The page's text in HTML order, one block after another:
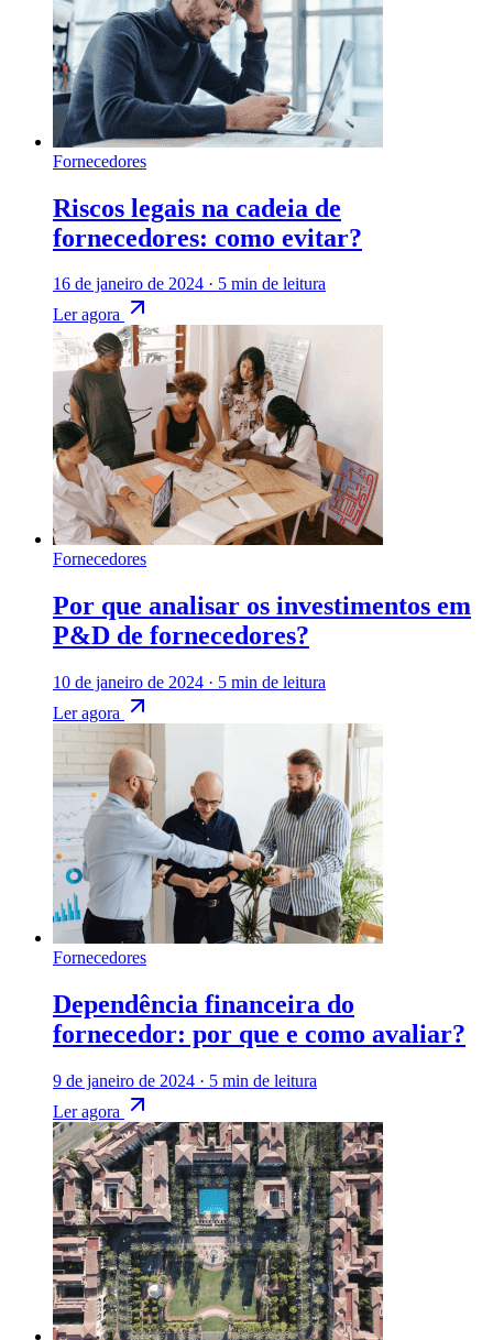
Fornecedores
Riscos legais na cadeia de
fornecedores: como evitar?
16 de janeiro de 2024 · 5 min de leitura
Ler agora
Fornecedores
Por que analisar os investimentos em
P&D de fornecedores?
10 de janeiro de 2024 · 5 min de leitura
Ler agora
Fornecedores
Dependência financeira do
fornecedor: por que e como avaliar?
9 de janeiro de 2024 · 5 min de leitura
Ler agora